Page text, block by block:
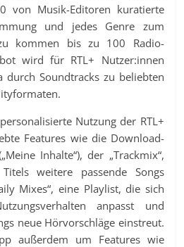
von Musik-Editoren kuratierte
und jedes Genre zum
kommen bis zu 100 Radio-
wird für RTL+ Nutzer:innen
durch Soundtracks zu beliebten
Nutzung der RTL+
Features wie die Download-
Inhalte“), der „Trackmix“,
weitere passende Songs
Mixes“, eine Playlist, die sich
anpasst und
neue Hörvorschläge einstreut.
außerdem um Features wie